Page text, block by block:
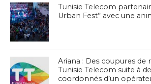
Tunisie Telecom
Urban Fest” avec une
Ariana : Des coupures de
Tunisie Telecom suite à
coordonnés d’un